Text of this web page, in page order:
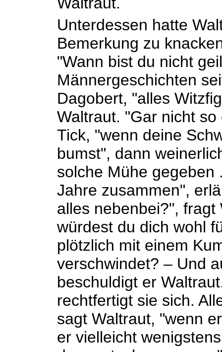
Unterdessen hatte
Bemerkung zu
"Wann bist du nicht
Männergeschichten
Dagobert, "alles
Waltraut. "Gar nicht
Tick, "wenn deine
bumst", dann
solche Mühe gegeben
Jahre zusammen",
alles nebenbei?", fragt
würdest du dich wohl
plötzlich mit einem
verschwindet? – Und
beschuldigt er
rechtfertigt sie sich.
sagt Waltraut, "wenn
er vielleicht